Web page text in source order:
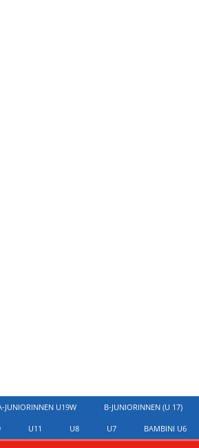
JUNIORINNEN U19W B-JUNIORINNEN (U 17)
U11 U8 U7 BAMBINI U6